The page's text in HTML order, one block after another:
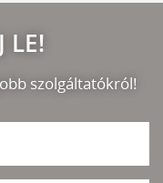
LE!
szolgáltatókról!